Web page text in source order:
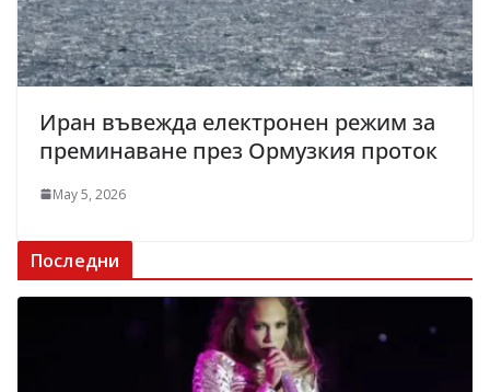
Иран въвежда електронен режим за
преминаване през Ормузкия проток
May 5, 2026
Последни